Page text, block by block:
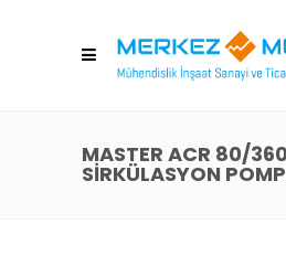
MASTER ACR 80/
SIRKÜLASYON